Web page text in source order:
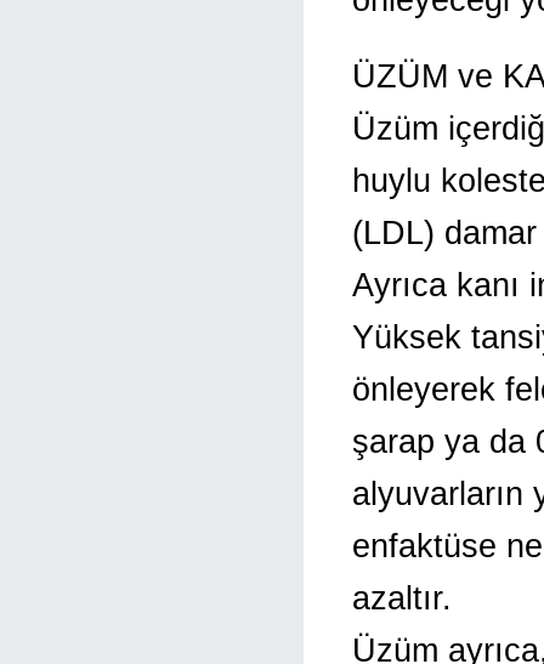
ÜZÜM ve
Üzüm
huylu
(LDL)
Ayrıca kanı
Yüksek
önleyerek
şarap ya da
alyuvarların
enfaktüse
azaltır.
Üzüm